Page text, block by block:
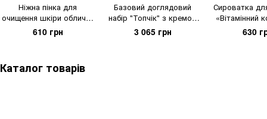
Ніжна пінка для
очищення шкіри обличчя
для комбінованої/жирної/
проблемної шкіри 150мл
610 грн
Базовий доглядовий
набір "Топчік" з кремом
для комбінованої/жирної/
проблемної шкіри ХХЛ
3 065 грн
Сироватка
«Вітамінний
30мл
630
Каталог товарів